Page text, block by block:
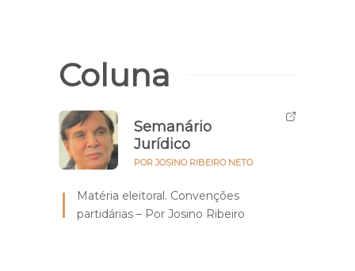
Coluna
Semanário
POR JOSINO RIBEIRO NETO